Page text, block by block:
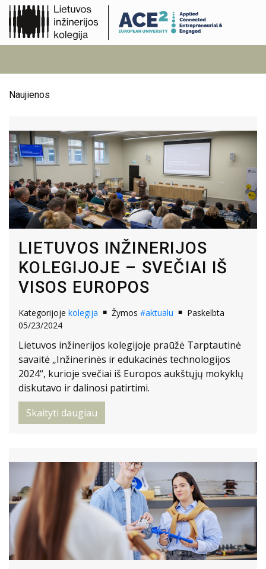
Naujienos
LIETUVOS INŽINERIJOS
KOLEGIJOJE – SVEČIAI IŠ
VISOS EUROPOS
Kategorijoje kolegija Žymos #aktualu
Paskelbta
05/23/2024
Lietuvos inžinerijos kolegijoje praūžė Tarptautinė
savaitė „Inžinerinės ir edukacinės technologijos
2024“, kurioje svečiai iš Europos aukštųjų mokyklų
diskutavo ir dalinosi patirtimi.
Skaityti daugiau